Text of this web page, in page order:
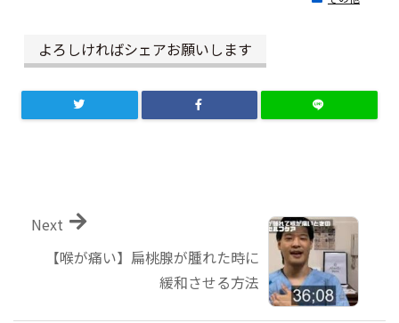
よろしければシェアお願いします
【喉が痛い】扁桃腺が腫れた時に
緩和させる方法
Next